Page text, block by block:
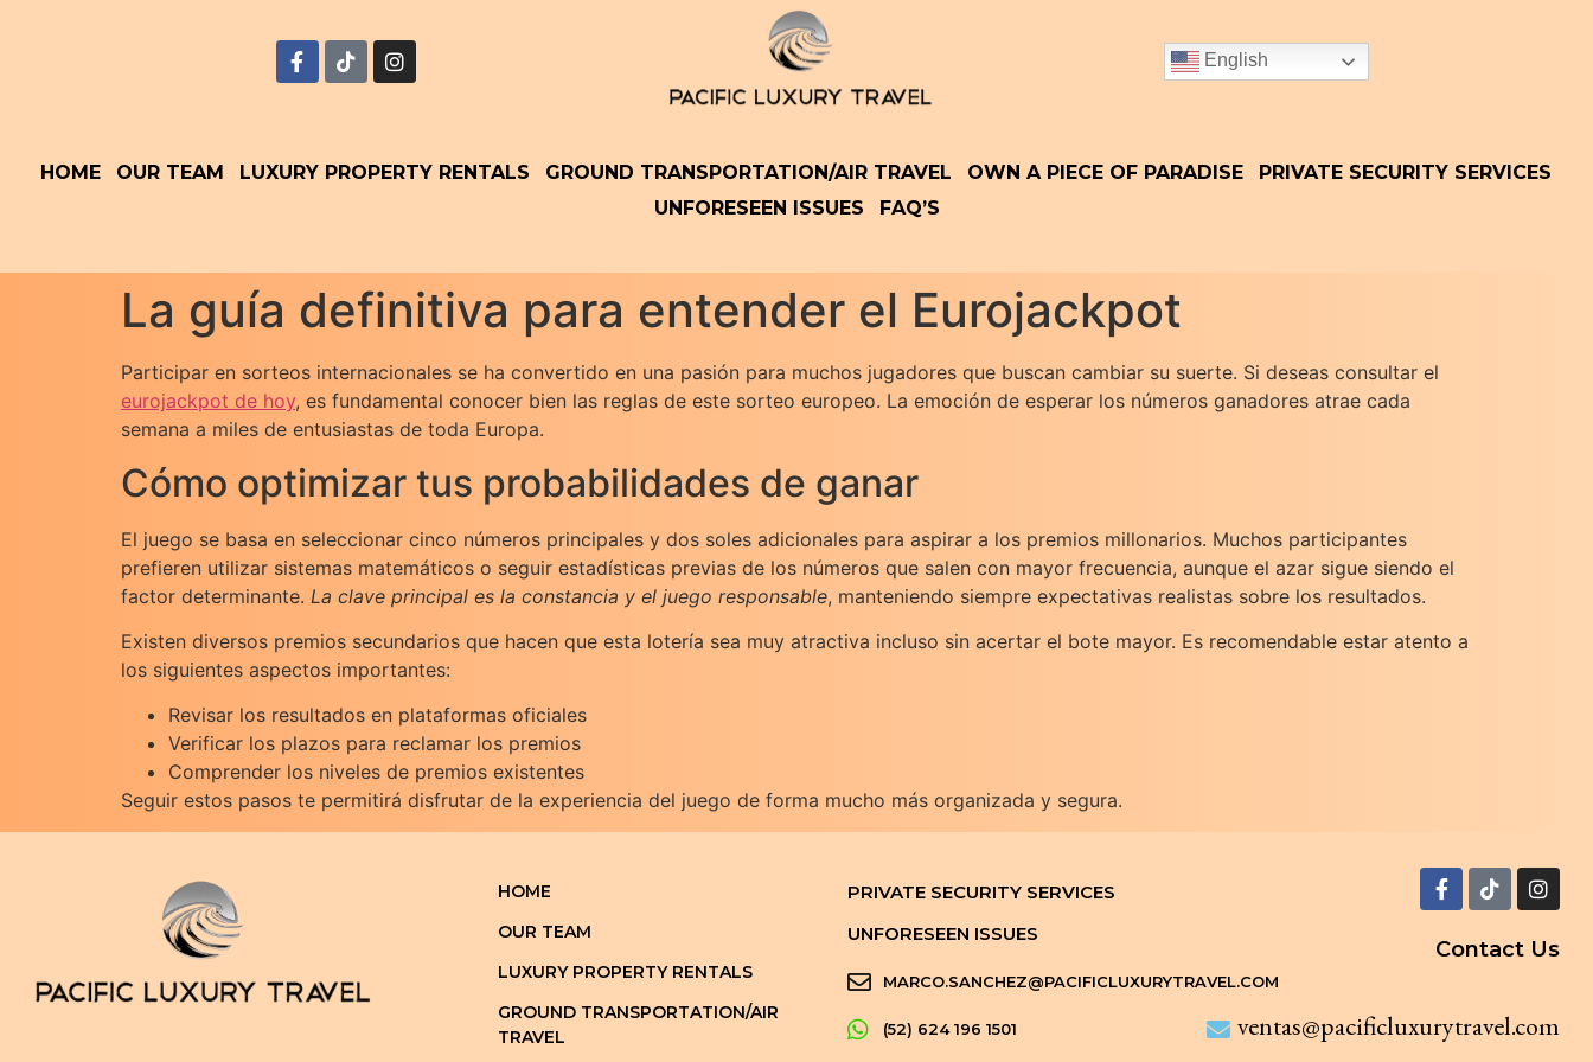
English
HOME OUR TEAM LUXURY PROPERTY RENTALS GROUND TRANSPORTATION/AIR TRAVEL OWN A PIECE OF PARADISE
PRIVATE SECURITY SERVICES
UNFORESEEN ISSUES
FAQ’S
La guía definitiva para entender el Eurojackpot
Participar en sorteos internacionales se ha convertido en una pasión para muchos jugadores que buscan cambiar su suerte. Si deseas consultar el
eurojackpot de hoy, es fundamental conocer bien las reglas de este sorteo europeo. La emoción de esperar los números ganadores atrae cada
semana a miles de entusiastas de toda Europa.
Cómo optimizar tus probabilidades de ganar
El juego se basa en seleccionar cinco números principales y dos soles adicionales para aspirar a los premios millonarios. Muchos participantes
prefieren utilizar sistemas matemáticos o seguir estadísticas previas de los números que salen con mayor frecuencia, aunque el azar sigue siendo el
factor determinante. La clave principal es la constancia y el juego responsable, manteniendo siempre expectativas realistas sobre los resultados.
Existen diversos premios secundarios que hacen que esta lotería sea muy atractiva incluso sin acertar el bote mayor. Es recomendable estar atento a
los siguientes aspectos importantes:
Revisar los resultados en plataformas oficiales
Verificar los plazos para reclamar los premios
Comprender los niveles de premios existentes
Seguir estos pasos te permitirá disfrutar de la experiencia del juego de forma mucho más organizada y segura.
HOME
OUR TEAM
LUXURY PROPERTY RENTALS
GROUND TRANSPORTATION/AIR
TRAVEL
PRIVATE SECURITY SERVICES
UNFORESEEN ISSUES
MARCO.SANCHEZ@PACIFICLUXURYTRAVEL.COM
(52) 624 196 1501
Contact Us
ventas@pacificluxurytravel.com